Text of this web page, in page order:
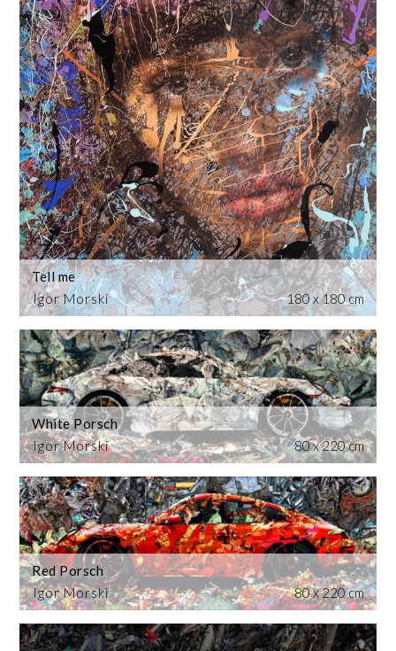
Igor Morski
Tell me
180 x 180 cm
Igor Morski
White Porsch
80 x 220 cm
Igor Morski
Red Porsch
80 x 220 cm